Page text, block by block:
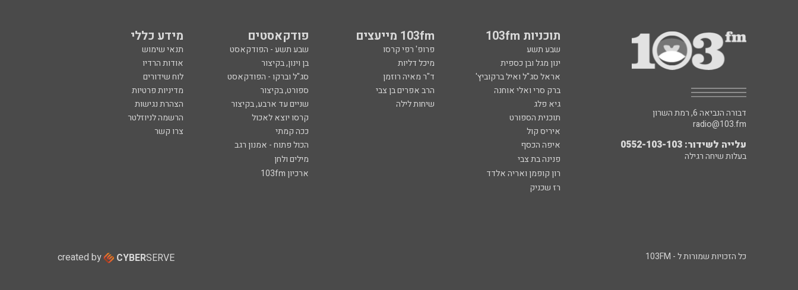
תוכניות 103fm 103fm מייעצים פודקאסטים מידע כללי
שבע תשע פרופ' רפי קרסו שבע תשע - הפודקאסט
תנאי שימוש
ינון מגל ובן כספית
מיכל דליות בן וינון, בקיצור
אודות הרדיו
אראל סג"ל ואיל ברקוביץ'
ד"ר מאיה רוזמן סג"ל וברקו - הפודקאסט
לוח שידורים
ברק סרי ואלי אוחנה
הרב אפרים בן צבי ספורט, בקיצור
מדיניות פרטיות
גיא פלג
שיחות לילה שניים עד ארבע, בקיצור
הצהרת נגישות
תוכנית הספורט
קרסו יוצא לאכול
הרשמה לניוזלטר
איריס קול
ככה קמתי
צרו קשר
איפה הכסף
הכול פתוח - אמנון רגב
פנינה בת צבי
מילים ולחן
רון קופמן ואריה אלדד
ארכיון 103fm
רז שכניק
דבורה הנביאה 6, רמת השרון
radio@103.fm
עלייה לשידור: 0552-103-103
בעלות שיחה רגילה
כל הזכויות שמורות ל - 103FM created by CYBERSERVE